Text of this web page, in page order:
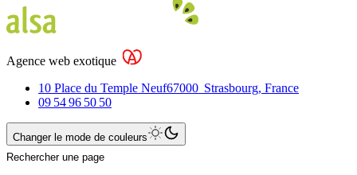
Agence web exotique
10 Place du Temple Neuf67000 Strasbourg, France
09 54 96 50 50
Changer le mode de couleurs
Rechercher une page